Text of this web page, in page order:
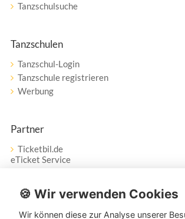
Tanzschulsuche
Tanzschulen
Tanzschul-Login
Tanzschule registrieren
Werbung
Partner
Ticketbil.de
eTicket Service
Vertrag widerrufen
🍪 Wir verwenden Cookies
Wir können diese zur Analyse unserer